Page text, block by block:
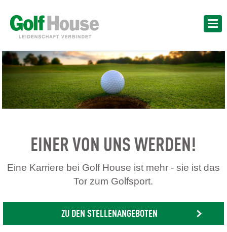
EINER VON UNS WERDEN!
Eine Karriere bei Golf House ist mehr - sie ist das
Tor zum Golfsport.
ZU DEN STELLENANGEBOTEN